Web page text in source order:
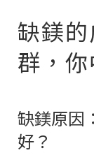
缺鎂
群，
缺鎂原因
好？